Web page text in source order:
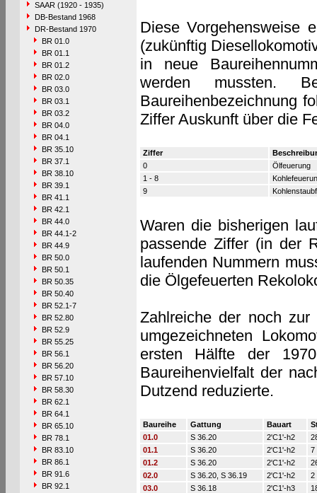
SAAR (1920 - 1935)
DB-Bestand 1968
DR-Bestand 1970
BR 01.0
BR 01.1
BR 01.2
BR 02.0
BR 03.0
BR 03.1
BR 03.2
BR 04.0
BR 04.1
BR 35.10
BR 37.1
BR 38.10
BR 39.1
BR 41.1
BR 42.1
BR 44.0
BR 44.1-2
BR 44.9
BR 50.0
BR 50.1
BR 50.35
BR 50.40
BR 52.1-7
BR 52.80
BR 52.9
BR 55.25
BR 56.1
BR 56.20
BR 57.10
BR 58.30
BR 62.1
BR 64.1
BR 65.10
BR 78.1
BR 83.10
BR 86.1
BR 91.6
BR 92.1
Diese Vorgehensweise
(zukünftig
in neue
werden mussten.
Baureihenbezeichnung
Ziffer Auskunft über die
Ziffer
0
Ölfeuerung
1 - 8
9
Waren die bisherigen
passende Ziffer (in der
laufenden Nummern
die Ölgefeuerten
Zahlreiche der noch zur
umgezeichneten
ersten Hälfte der
Baureihenvielfalt der
Dutzend reduzierte.
Baureihe Gattung Bauart
01.0
S 36.20 2'C1'-h2
01.1
S 36.20 2'C1'-h2
7
01.2
S 36.20 2'C1'-h2
02.0
S 36.20, S 36.19 2'C1'-h2
2
03.0
S 36.18 2'C1'-h3